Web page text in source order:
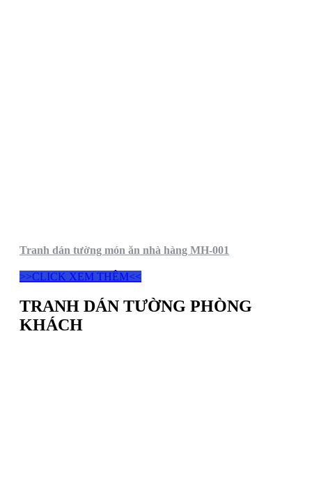
Tranh dán tường món ăn nhà hàng MH-001
>>CLICK XEM THÊM<<
TRANH DÁN TƯỜNG PHÒNG
KHÁCH